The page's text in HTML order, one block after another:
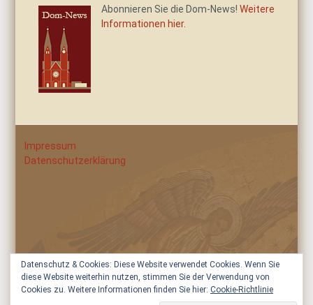
Abonnieren Sie die Dom-News!Weitere
Informationen hier.
Impressum
Datenschutzerklärung
Datenschutz & Cookies: Diese Website verwendet Cookies. Wenn Sie
diese Website weiterhin nutzen, stimmen Sie der Verwendung von
Cookies zu. Weitere Informationen finden Sie hier: Cookie-Richtlinie